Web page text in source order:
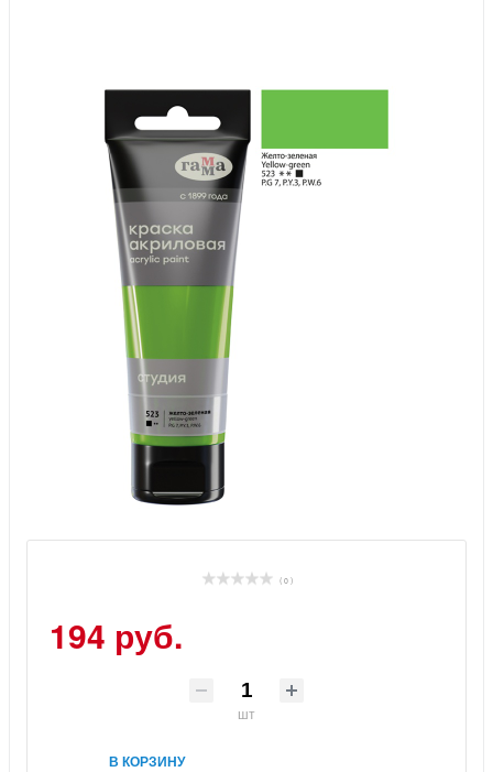
( 0 )
194 руб.
шт
В КОРЗИНУ